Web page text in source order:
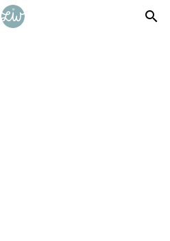
search